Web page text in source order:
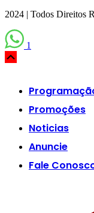
2024 | Todos Direitos
1
Promoções
Noticias
Anuncie
Fale